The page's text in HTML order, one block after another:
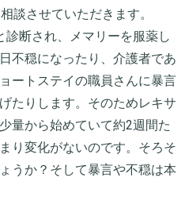
談させていただきます。
断され、メマリーを服薬し
不穏になったり、介護者であ
ートステイの職員さんに暴言
たりします。そのためレキサ
量から始めていて約2週間た
り変化がないのです。そろそ
うか？そして暴言や不穏は本